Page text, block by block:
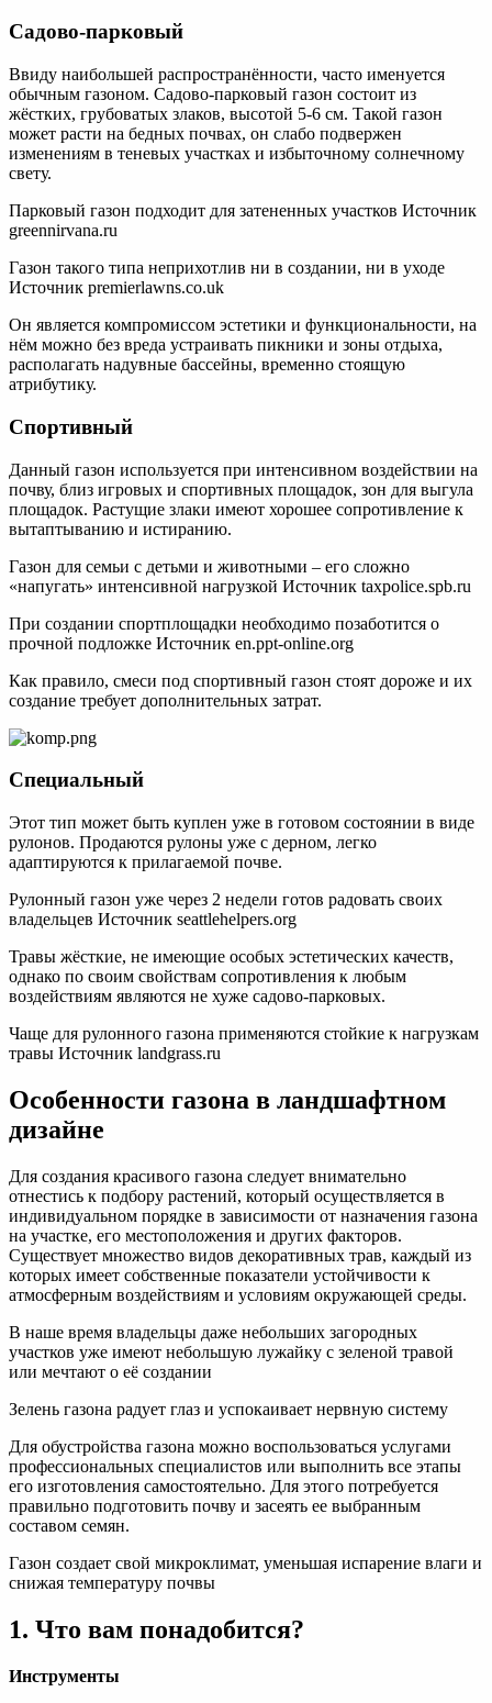
Садово-парковый
Ввиду наибольшей распространённости, часто именуется
обычным газоном. Садово-парковый газон состоит из
жёстких, грубоватых злаков, высотой 5-6 см. Такой газон
может расти на бедных почвах, он слабо подвержен
изменениям в теневых участках и избыточному солнечному
свету.
Парковый газон подходит для затененных участков Источник
greennirvana.ru
Газон такого типа неприхотлив ни в создании, ни в уходе
Источник premierlawns.co.uk
Он является компромиссом эстетики и функциональности, на
нём можно без вреда устраивать пикники и зоны отдыха,
располагать надувные бассейны, временно стоящую
атрибутику.
Спортивный
Данный газон используется при интенсивном воздействии на
почву, близ игровых и спортивных площадок, зон для выгула
площадок. Растущие злаки имеют хорошее сопротивление к
вытаптыванию и истиранию.
Газон для семьи с детьми и животными – его сложно
«напугать» интенсивной нагрузкой Источник taxpolice.spb.ru
При создании спортплощадки необходимо позаботится о
прочной подложке Источник en.ppt-online.org
Как правило, смеси под спортивный газон стоят дороже и их
создание требует дополнительных затрат.
Специальный
Этот тип может быть куплен уже в готовом состоянии в виде
рулонов. Продаются рулоны уже с дерном, легко
адаптируются к прилагаемой почве.
Рулонный газон уже через 2 недели готов радовать своих
владельцев Источник seattlehelpers.org
Травы жёсткие, не имеющие особых эстетических качеств,
однако по своим свойствам сопротивления к любым
воздействиям являются не хуже садово-парковых.
Чаще для рулонного газона применяются стойкие к нагрузкам
травы Источник landgrass.ru
Особенности газона в ландшафтном
дизайне
Для создания красивого газона следует внимательно
отнестись к подбору растений, который осуществляется в
индивидуальном порядке в зависимости от назначения газона
на участке, его местоположения и других факторов.
Существует множество видов декоративных трав, каждый из
которых имеет собственные показатели устойчивости к
атмосферным воздействиям и условиям окружающей среды.
В наше время владельцы даже небольших загородных
участков уже имеют небольшую лужайку с зеленой травой
или мечтают о её создании
Зелень газона радует глаз и успокаивает нервную систему
Для обустройства газона можно воспользоваться услугами
профессиональных специалистов или выполнить все этапы
его изготовления самостоятельно. Для этого потребуется
правильно подготовить почву и засеять ее выбранным
составом семян.
Газон создает свой микроклимат, уменьшая испарение влаги и
снижая температуру почвы
1. Что вам понадобится?
Инструменты